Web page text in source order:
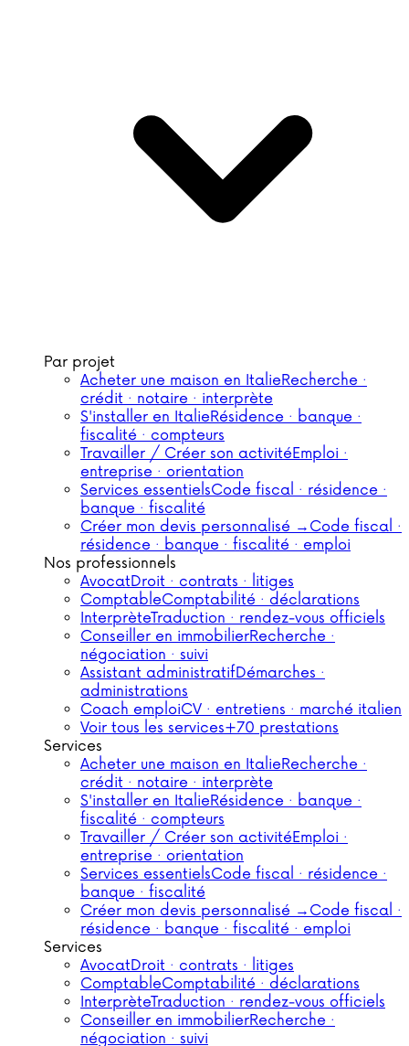
Par projet
Acheter une maison en ItalieRecherche ·
crédit · notaire · interprète
S'installer en ItalieRésidence · banque ·
fiscalité · compteurs
Travailler / Créer son activitéEmploi ·
entreprise · orientation
Services essentielsCode fiscal · résidence ·
banque · fiscalité
Créer mon devis personnalisé → Code fiscal ·
résidence · banque · fiscalité · emploi
Nos professionnels
AvocatDroit · contrats · litiges
ComptableComptabilité · déclarations
InterprèteTraduction · rendez-vous officiels
Conseiller en immobilierRecherche ·
négociation · suivi
Assistant administratifDémarches ·
administrations
Coach emploiCV · entretiens · marché italien
Voir tous les services+70 prestations
Services
Acheter une maison en ItalieRecherche ·
crédit · notaire · interprète
S'installer en ItalieRésidence · banque ·
fiscalité · compteurs
Travailler / Créer son activitéEmploi ·
entreprise · orientation
Services essentielsCode fiscal · résidence ·
banque · fiscalité
Créer mon devis personnalisé → Code fiscal ·
résidence · banque · fiscalité · emploi
Services
AvocatDroit · contrats · litiges
ComptableComptabilité · déclarations
InterprèteTraduction · rendez-vous officiels
Conseiller en immobilierRecherche ·
négociation · suivi